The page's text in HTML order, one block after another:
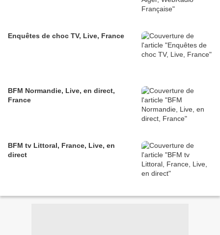
Enquêtes de choc TV, Live, France
BFM Normandie, Live, en direct,
France
BFM tv Littoral, France, Live, en
direct